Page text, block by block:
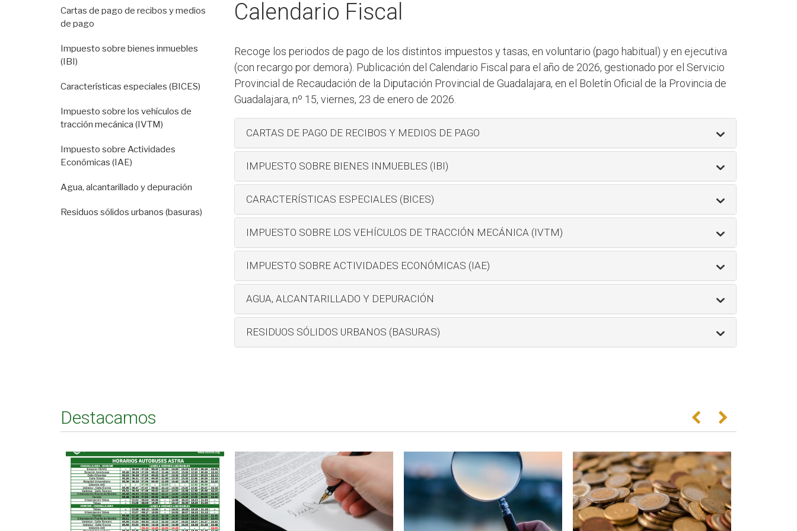
Calendario Fiscal
Recoge los periodos de pago de los distintos impuestos y tasas, en voluntario (pago habitual) y en ejecutiva
(con recargo por demora). Publicación del Calendario Fiscal para el año de 2026, gestionado por el Servicio
Provincial de Recaudación de la Diputación Provincial de Guadalajara, en el Boletín Oficial de la Provincia de
Guadalajara, nº 15, viernes, 23 de enero de 2026.
CARTAS DE PAGO DE RECIBOS Y MEDIOS DE PAGO
IMPUESTO SOBRE BIENES INMUEBLES (IBI)
CARACTERÍSTICAS ESPECIALES (BICES)
IMPUESTO SOBRE LOS VEHÍCULOS DE TRACCIÓN MECÁNICA (IVTM)
IMPUESTO SOBRE ACTIVIDADES ECONÓMICAS (IAE)
AGUA, ALCANTARILLADO Y DEPURACIÓN
RESIDUOS SÓLIDOS URBANOS (BASURAS)
Cartas de pago de recibos y medios
de pago
Impuesto sobre bienes inmuebles
(IBI)
Características especiales (BICES)
Impuesto sobre los vehículos de
tracción mecánica (IVTM)
Impuesto sobre Actividades
Económicas (IAE)
Agua, alcantarillado y depuración
Residuos sólidos urbanos (basuras)
Destacamos Anterior